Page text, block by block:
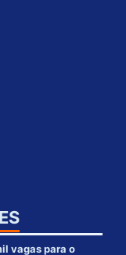
vagas para o